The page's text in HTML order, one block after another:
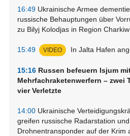
16:49 Ukrainische Armee
russische Behauptungen über
zu Bilyj Kolodjas in Region Charkiw
15:49 VIDEO In Jalta Hafen
15:16 Russen befeuern Isjum
Mehrfachraketenwerfern – zwei
vier Verletzte
14:00 Ukrainische
greifen russische Radarstation und
Drohnentransponder auf der Krim